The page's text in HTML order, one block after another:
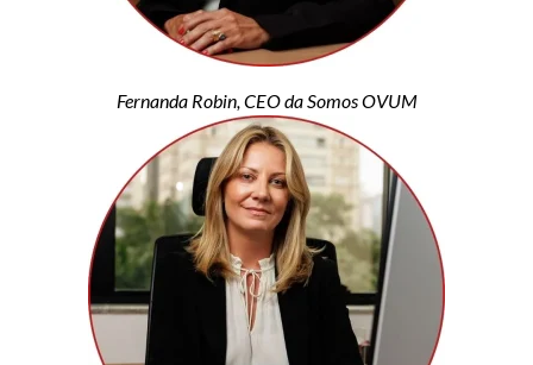
Fernanda Robin, CEO da Somos OVUM